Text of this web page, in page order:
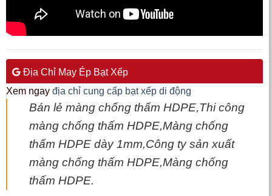
Địa Chỉ May Ép Bạt Xếp
Xem ngay địa chỉ cung cấp bạt xếp di động
Bán lẻ màng chống thấm HDPE,Thi công
màng chống thấm HDPE,Màng chống
thấm HDPE dày 1mm,Công ty sản xuất
màng chống thấm HDPE,Màng chống
thấm HDPE.